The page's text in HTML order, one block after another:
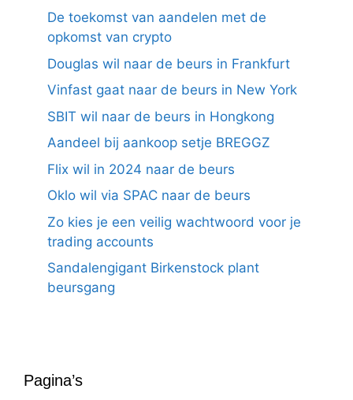
De toekomst van aandelen met de
opkomst van crypto
Douglas wil naar de beurs in Frankfurt
Vinfast gaat naar de beurs in New York
SBIT wil naar de beurs in Hongkong
Aandeel bij aankoop setje BREGGZ
Flix wil in 2024 naar de beurs
Oklo wil via SPAC naar de beurs
Zo kies je een veilig wachtwoord voor je
trading accounts
Sandalengigant Birkenstock plant
beursgang
Pagina’s